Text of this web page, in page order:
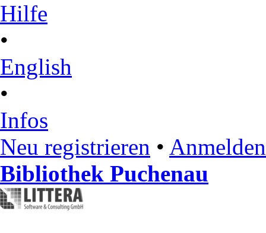
Hilfe
•
English
•
Infos
Neu registrieren • Anmelden
Bibliothek Puchenau